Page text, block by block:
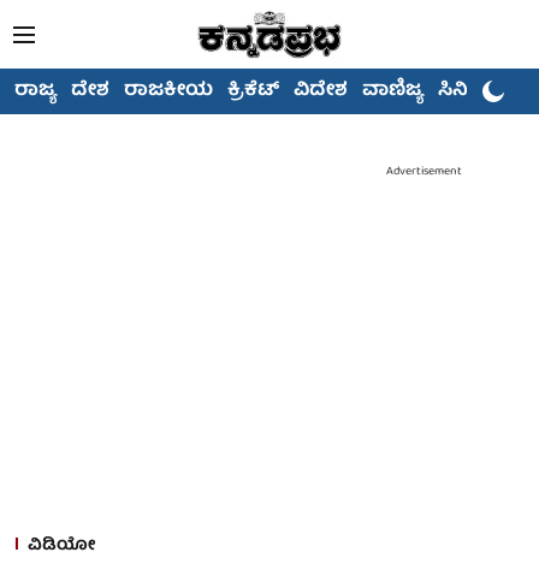
ರಾಜ್ಯ ದೇಶ ರಾಜಕೀಯ ಕ್ರಿಕೆಟ್ ವಿದೇಶ ವಾಣಿಜ್ಯ ಸಿನಿಮಾ
Advertisement
ವಿಡಿಯೋ